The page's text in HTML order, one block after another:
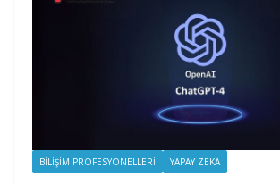
BILIŞIM PROFESYONELLERI YAPAY ZEKA